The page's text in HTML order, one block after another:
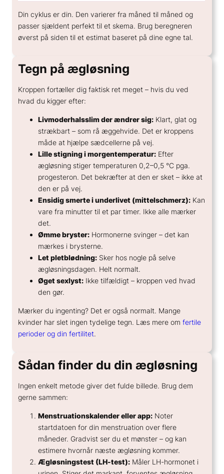
Din cyklus er din. Den varierer fra måned til måned og
passer sjældent perfekt til et skema. Brug beregneren
øverst på siden til et estimat baseret på dine egne tal.
Tegn på ægløsning
Kroppen fortæller dig faktisk ret meget – hvis du ved
hvad du kigger efter:
Livmoderhalsslim der ændrer sig: Klart, glat og
strækbart – som rå æggehvide. Det er kroppens
måde at hjælpe sædcellerne på vej.
Lille stigning i morgentemperatur: Efter
ægløsning stiger temperaturen 0,2–0,5 °C pga.
progesteron. Det bekræfter at den er sket – ikke at
den er på vej.
Ensidig smerte i underlivet (mittelschmerz): Kan
vare fra minutter til et par timer. Ikke alle mærker
det.
Ømme bryster: Hormonerne svinger – det kan
mærkes i brysterne.
Let pletblødning: Sker hos nogle på selve
ægløsningsdagen. Helt normalt.
Øget sexlyst: Ikke tilfældigt – kroppen ved hvad
den gør.
Mærker du ingenting? Det er også normalt. Mange
kvinder har slet ingen tydelige tegn. Læs mere om fertile
perioder og din fertilitet.
Sådan finder du din ægløsning
Ingen enkelt metode giver det fulde billede. Brug dem
gerne sammen:
Menstruationskalender eller app: Noter
startdatoen for din menstruation over flere
måneder. Gradvist ser du et mønster – og kan
estimere hvornår næste ægløsning kommer.
Ægløsningstest (LH-test): Måler LH-hormonet i